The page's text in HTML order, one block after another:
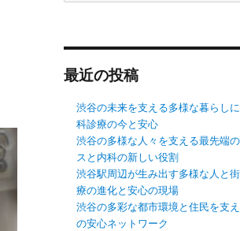
最近の投稿
渋谷の未来を支える多様な暮らし
科診療の今と安心
渋谷の多様な人々を支える最先端
スと内科の新しい役割
渋谷駅周辺が生み出す多様な人と
療の進化と安心の現場
渋谷の多彩な都市環境と住民を支
の安心ネットワーク